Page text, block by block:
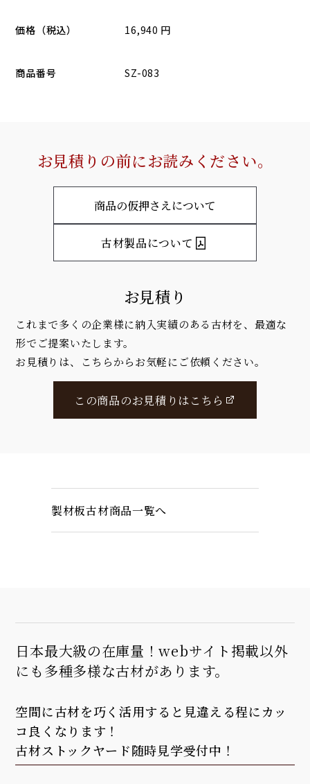
価格（税込） 16,940 円
商品番号 SZ-083
お見積りの前にお読みください。
商品の仮押さえについて
古材製品について
お見積り
これまで多くの企業様に納入実績のある古材を、最適な
形でご提案いたします。
お見積りは、こちらからお気軽にご依頼ください。
この商品のお見積りはこちら
製材板古材商品一覧へ
日本最大級の在庫量！webサイト掲載以外
にも多種多様な古材があります。
空間に古材を巧く活用すると見違える程にカッ
コ良くなります！
古材ストックヤード随時見学受付中！